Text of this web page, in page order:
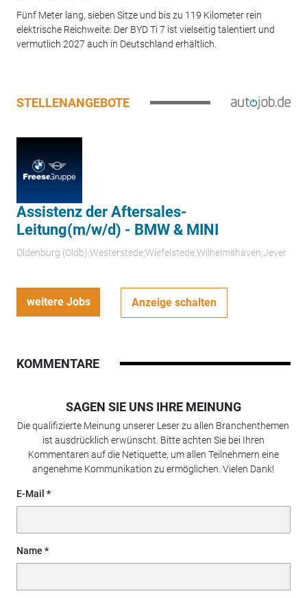
Fünf Meter lang, sieben Sitze und bis zu 119 Kilometer rein
elektrische Reichweite: Der BYD Ti 7 ist vielseitig talentiert und
vermutlich 2027 auch in Deutschland erhältlich.
STELLENANGEBOTE
Assistenz der Aftersales-
Leitung(m/w/d) - BMW & MINI
Oldenburg (Oldb);Westerstede;Wiefelstede;Wilhelmshaven;Jever
weitere Jobs Anzeige schalten
KOMMENTARE
SAGEN SIE UNS IHRE MEINUNG
Die qualifizierte Meinung unserer Leser zu allen Branchenthemen
ist ausdrücklich erwünscht. Bitte achten Sie bei Ihren
Kommentaren auf die Netiquette, um allen Teilnehmern eine
angenehme Kommunikation zu ermöglichen. Vielen Dank!
E-Mail
Name